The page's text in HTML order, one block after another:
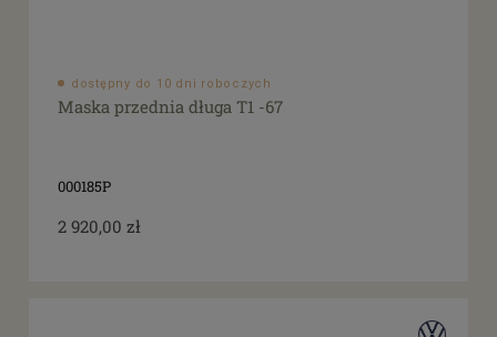
dostępny do 10 dni roboczych
Maska przednia długa T1 -67
000185P
2 920,00 zł